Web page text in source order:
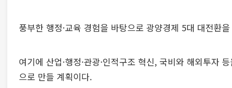
풍부한 행정·교육 경험을 바탕으로 광양경제 5대 대전환
여기에 산업·행정·관광·인적구조 혁신, 국비와 해외투자
으로 만들 계획이다.